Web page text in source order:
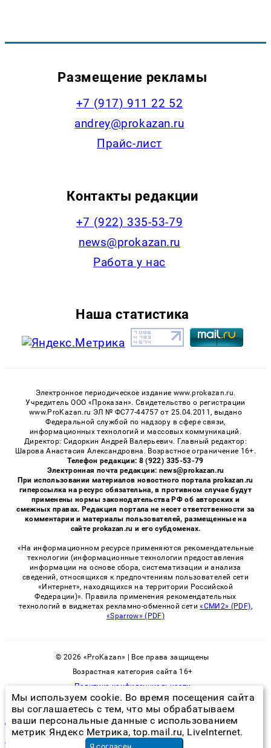
Размещение рекламы
+7 (917) 911 22 52
andrey@prokazan.ru
Прайс-лист
Контакты редакции
+7 (922) 335-53-79
news@prokazan.ru
Работа у нас
Наша статистика
Электронное периодическое издание www.prokazan.ru.
Учредитель ООО «Проказан». Cвидетельство о регистрации
www.ProKazan.ru ЭЛ № ФС77-44757 от 25.04.2011, выдано
Федеральной службой по надзору в сфере связи,
информационных технологий и массовых коммуникаций.
Директор: Сидоркин Андрей Валерьевич. Главный редактор:
Шарова Анастасия Александровна. Возрастное ограничение 16+.
Телефон редакции: 8 (922) 335-53-79
Электронная почта редакции: news@prokazan.ru
При использовании материалов новостного портала prokazan.ru
гиперссылка на ресурс обязательна, в противном случае будут
применены нормы законодательства РФ об авторских и
смежных правах. Редакция портала не несет ответственности за
комментарии и материалы пользователей, размещенные на
сайте prokazan.ru и его субдоменах.
«На информационном ресурсе применяются рекомендательные
технологии (информационные технологии предоставления
информации на основе сбора, систематизации и анализа
сведений, относящихся к предпочтениям пользователей сети
«Интернет», находящихся на территории Российской
Федерации)». Правила применения рекомендательных
технологий в виджетах рекламно-обменной сети«СМИ2» (PDF),
«Sparrow» (PDF)
© 2026 «ProKazan» | Все права защищены
Возрастная категория сайта 16+
Политика конфиденциальности
дезинсекция против клопов
ультразвуковая сварка проводов
Мы используем cookie. Во время посещения сайта
вы соглашаетесь с тем, что мы обрабатываем
ваши персональные данные с использованием
метрик Яндекс Метрика, top.mail.ru, LiveInternet.